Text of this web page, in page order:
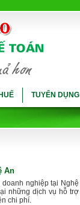
TUYỂN DỤNG
An
nghiệp tại Nghệ
những dịch vụ hỗ trợ
chi phí.